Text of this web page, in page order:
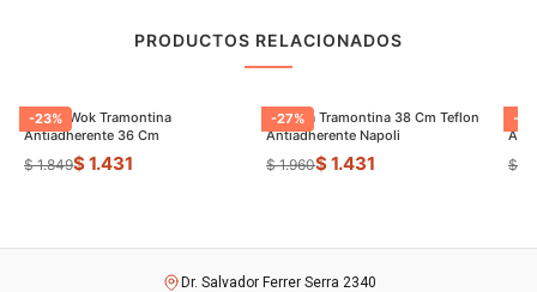
PRODUCTOS RELACIONADOS
-23%
Sarten Wok Tramontina
Antiadherente 36 Cm
$ 1.849$ 1.431
-27%
Paellera Tramontina 38 Cm Teflon
Antiadherente Napoli
$ 1.960$ 1.431
-
$
Dr. Salvador Ferrer Serra 2340